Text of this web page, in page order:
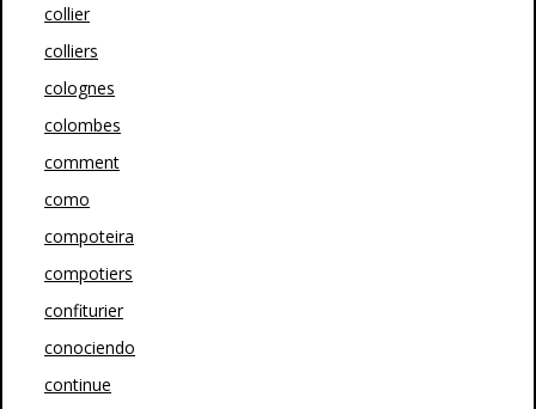
collier
colliers
colognes
colombes
comment
como
compoteira
compotiers
confiturier
conociendo
continue